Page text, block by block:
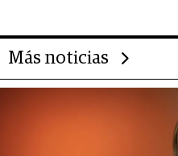
Más noticias